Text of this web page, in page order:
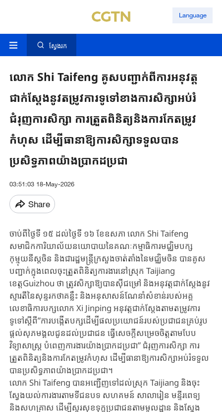
Language
ស្វែងរក
លោក Shi Taifeng ​គូសបញ្ជាក់ពីការអនុវត្ត
ជាក់ស្តែងនូវ​តម្រូវការទូទៅខាងការសិក្សាអប់រំ​
ជំរុញការសិក្សា​ ការត្រួតពិនិត្យនិងការកែតម្រូវ
កំហុស ដើម្បីធានាឱ្យការសិក្សាទទួលបាន
ប្រសិទ្ធភាពយ៉ាងប្រាកដប្រជា
03:51:03 18-May-2026
Share
ចាប់ពីថ្ងៃទី ១៥ ដល់ថ្ងៃទី ១៦ ខែឧសភា លោក Shi Taifeng​
សមាជិកការិយាល័យនយោបាយនៃគណៈកម្មាធិការមជ្ឈិមបក្ស
កុម្មុយនីស្តចិន និងជារដ្ឋមន្ត្រីក្រសួងចាត់តាំងនៃមជ្ឈិមចិន បាន​គូស
បញ្ជាក់ក្នុងពេលចុះត្រួតពិនិត្យការងារនៅស្រុក Taijiang
ខេត្តGuizhou ថា ត្រូវសិក្សាឱ្យបានស៊ីជម្រៅ និងអនុវត្តជាក់ស្តែងនូវ​
ស្មារតីនៃសុន្ទរកថាគន្លឹះ និងអនុសាសន៍ណែនាំសំខាន់របស់អគ្គ
លេខាធិការបក្សលោក Xi Jinping អនុវត្តជាក់ស្តែងតាមតម្រូវការ
ទូទៅស្តីពី”ការបង្កើតបក្សដើម្បីផលប្រយោជន៍របស់ប្រជាជនគ្រប់រូប
ផ្តល់សុភមង្គលជូនដល់ប្រជាជន ធ្វើសេចក្តីសម្រេចចិត្តតាមបែប
វិទ្យាសាស្រ្ត បំពេញការងារយ៉ាងប្រាកដប្រជា” ជំរុញការសិក្សា​ ការ
ត្រួតពិនិត្យនិងការកែតម្រូវកំហុស ដើម្បីធានាឱ្យការសិក្សាអប់រំទទួល
បានប្រសិទ្ធភាពយ៉ាងប្រាកដប្រជា។
លោក Shi Taifeng បានអញ្ជើញទៅដល់ស្រុក Taijiang និងចុះ
ស្វែងយល់ការងារតាមទីជនបទ សហគមន៍ សាលារៀន មន្ទីរពេទ្យ​
និងសហគ្រាស ដើម្បីសួរសុខទុក្ខប្រជាជនតាមមូលដ្ឋាន និងស្វែង